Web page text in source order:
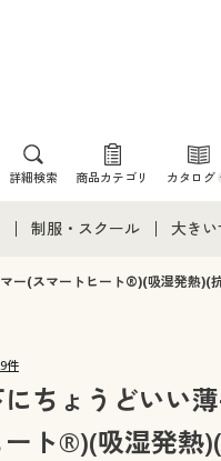
詳細検索 商品カテゴリ カタログ
カタログ・チラシから
販すべて
制服・スクール
制服・スクールすべて
ジュニア・ティーンズ下着
大き
大きい
大き
大き
ー(スマートヒート®)(吸湿発熱)(
件
ちょうどいい
ト®)(吸湿発熱